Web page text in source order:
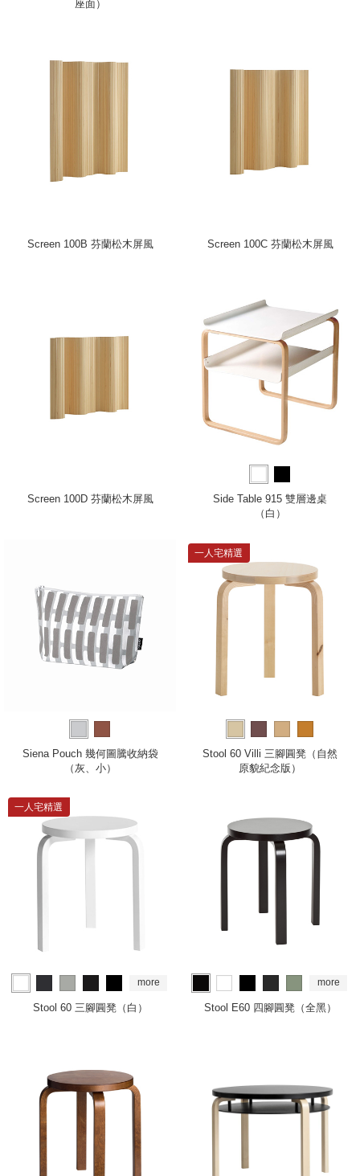
座面）
Screen 100B 芬蘭松木屏風 Screen 100C 芬蘭松木屏風
Screen 100D 芬蘭松木屏風
Side Table 915 雙層邊桌
（白）
Siena Pouch 幾何圖騰收納袋
（灰、小）
一人宅精選
Stool 60 Villi 三腳圓凳（自然
原貌紀念版）
一人宅精選
more
Stool 60 三腳圓凳（白）
more
Stool E60 四腳圓凳（全黑）